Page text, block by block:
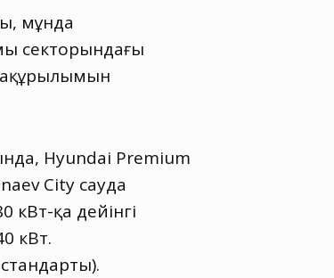
мұнда
секторындағы
Hyundai Premium
City сауда
қа дейінгі
кВт.